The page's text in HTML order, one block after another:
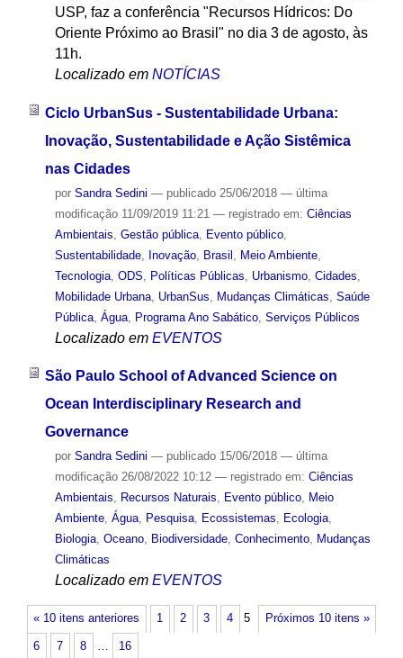
USP, faz a conferência "Recursos Hídricos: Do
Oriente Próximo ao Brasil" no dia 3 de agosto, às
11h.
Localizado em NOTÍCIAS
Ciclo UrbanSus - Sustentabilidade Urbana:
Inovação, Sustentabilidade e Ação Sistêmica
nas Cidades
por Sandra Sedini — publicado25/06/2018 — última
modificação11/09/2019 11:21 — registrado em: Ciências
Ambientais Gestão pública, Evento público,
Sustentabilidade, Inovação, Brasil Meio Ambiente,
Tecnologia, ODS Políticas Públicas Urbanismo, Cidades
Mobilidade Urbana, UrbanSus Mudanças Climáticas Saúde
Pública, Água, Programa Ano Sabático, Serviços Públicos
Localizado em EVENTOS
São Paulo School of Advanced Science on
Ocean Interdisciplinary Research and
Governance
por Sandra Sedini — publicado15/06/2018 — última
modificação26/08/2022 10:12 — registrado em: Ciências
Ambientais, Recursos Naturais, Evento público, Meio
Ambiente, Água, Pesquisa, Ecossistemas, Ecologia,
Biologia, Oceano, Biodiversidade, Conhecimento, Mudanças
Climáticas
Localizado em EVENTOS
« 10 itens anteriores Próximos 10 itens »
1 2 3 4 5
6 7 8 … 16